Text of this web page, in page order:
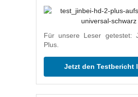
Für unsere Leser getestet:
Plus.
Jetzt den Testbericht